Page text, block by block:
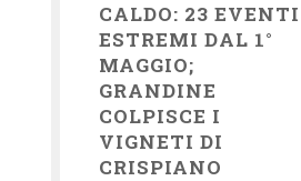
CALDO: 23 EVENTI
ESTREMI DAL 1°
MAGGIO;
GRANDINE
COLPISCE I
VIGNETI DI
CRISPIANO